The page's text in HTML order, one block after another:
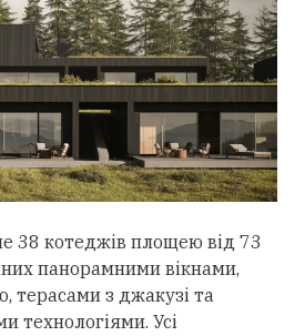
38 котеджів площею від 73
панорамними вікнами,
терасами з джакузі та
технологіями. Усі